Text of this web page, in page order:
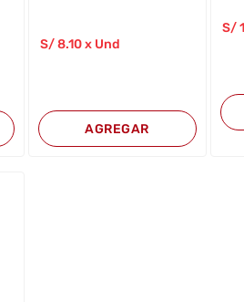
S/8.10 x Und
AGREGAR
S/